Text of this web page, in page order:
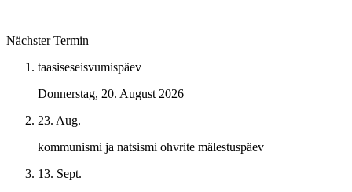
Nächster Termin
taasiseseisvumispäev
Donnerstag, 20. August 2026
23. Aug.
kommunismi ja natsismi ohvrite mälestuspäev
13. Sept.